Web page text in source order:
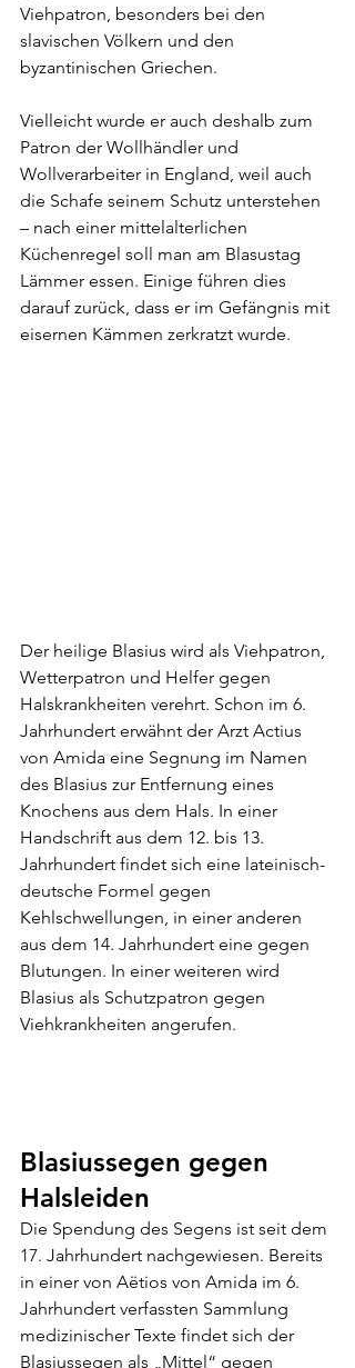
Viehpatron, besonders bei den
slavischen Völkern und den
byzantinischen Griechen.
Vielleicht wurde er auch deshalb zum
Patron der Wollhändler und
Wollverarbeiter in England, weil auch
die Schafe seinem Schutz unterstehen
– nach einer mittelalterlichen
Küchenregel soll man am Blasustag
Lämmer essen. Einige führen dies
darauf zurück, dass er im Gefängnis mit
eisernen Kämmen zerkratzt wurde.
Der heilige Blasius wird als Viehpatron,
Wetterpatron und Helfer gegen
Halskrankheiten verehrt. Schon im 6.
Jahrhundert erwähnt der Arzt Actius
von Amida eine Segnung im Namen
des Blasius zur Entfernung eines
Knochens aus dem Hals. In einer
Handschrift aus dem 12. bis 13.
Jahrhundert findet sich eine lateinisch-
deutsche Formel gegen
Kehlschwellungen, in einer anderen
aus dem 14. Jahrhundert eine gegen
Blutungen. In einer weiteren wird
Blasius als Schutzpatron gegen
Viehkrankheiten angerufen.
Blasiussegen gegen
Halsleiden
Die Spendung des Segens ist seit dem
17. Jahrhundert nachgewiesen. Bereits
in einer von Aëtios von Amida im 6.
Jahrhundert verfassten Sammlung
medizinischer Texte findet sich der
Blasiussegen als „Mittel“ gegen